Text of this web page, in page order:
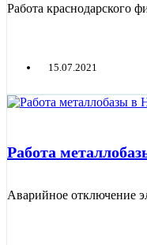
Работа краснодарского
15.07.2021
Работа
Аварийное отключение